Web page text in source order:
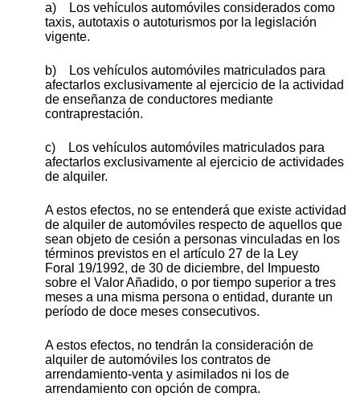
a) Los vehículos automóviles considerados como
taxis, autotaxis o autoturismos por la legislación
vigente.
b) Los vehículos automóviles matriculados para
afectarlos exclusivamente al ejercicio de la actividad
de enseñanza de conductores mediante
contraprestación.
c) Los vehículos automóviles matriculados para
afectarlos exclusivamente al ejercicio de actividades
de alquiler.
A estos efectos, no se entenderá que existe actividad
de alquiler de automóviles respecto de aquellos que
sean objeto de cesión a personas vinculadas en los
términos previstos en el artículo 27 de la Ley
Foral 19/1992, de 30 de diciembre, del Impuesto
sobre el Valor Añadido, o por tiempo superior a tres
meses a una misma persona o entidad, durante un
período de doce meses consecutivos.
A estos efectos, no tendrán la consideración de
alquiler de automóviles los contratos de
arrendamiento-venta y asimilados ni los de
arrendamiento con opción de compra.